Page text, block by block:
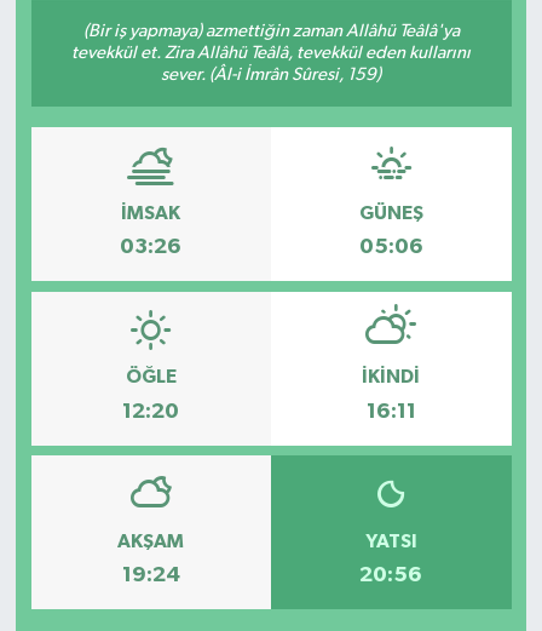
(Bir iş yapmaya) azmettiğin zaman Allâhü Teâlâ'ya
tevekkül et. Zira Allâhü Teâlâ, tevekkül eden kullarını
sever. (Âl-i İmrân Sûresi, 159)
İMSAK
03:26
GÜNEŞ
05:06
ÖĞLE
12:20
İKINDI
16:11
AKŞAM
19:24
YATSI
20:56
KÜLTÜR-SANAT
Magazin
Medya
Sağlık
Siyaset
Yaşam